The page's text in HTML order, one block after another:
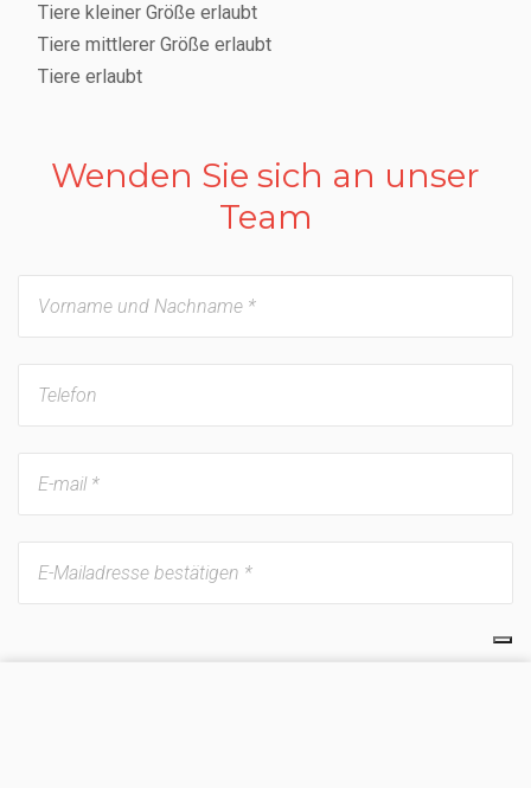
Tiere kleiner Größe erlaubt
Tiere mittlerer Größe erlaubt
Tiere erlaubt
Wenden Sie sich an unser
Team